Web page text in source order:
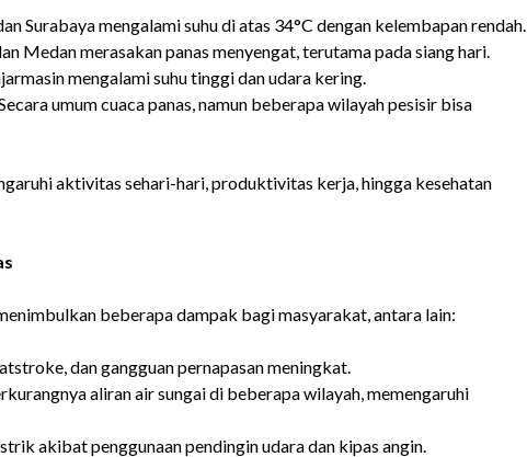
Surabaya mengalami suhu di atas 34°C dengan kelembapan rendah.
Medan merasakan panas menyengat, terutama pada siang hari.
mengalami suhu tinggi dan udara kering.
umum cuaca panas, namun beberapa wilayah pesisir bisa
aktivitas sehari-hari, produktivitas kerja, hingga kesehatan
beberapa dampak bagi masyarakat, antara lain:
dan gangguan pernapasan meningkat.
aliran air sungai di beberapa wilayah, memengaruhi
akibat penggunaan pendingin udara dan kipas angin.